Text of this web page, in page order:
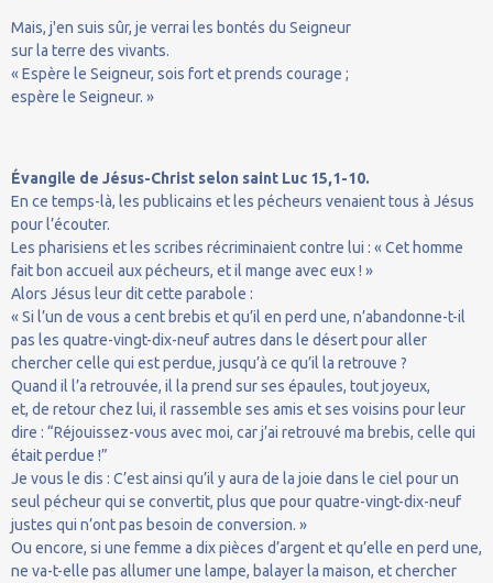
Mais, j'en suis sûr, je verrai les bontés du Seigneur
sur la terre des vivants.
« Espère le Seigneur, sois fort et prends courage ;
espère le Seigneur. »
Évangile de Jésus-Christ selon saint Luc 15,1-10.
En ce temps-là, les publicains et les pécheurs venaient tous à Jésus
pour l’écouter.
Les pharisiens et les scribes récriminaient contre lui : « Cet homme
fait bon accueil aux pécheurs, et il mange avec eux ! »
Alors Jésus leur dit cette parabole :
« Si l’un de vous a cent brebis et qu’il en perd une, n’abandonne-t-il
pas les quatre-vingt-dix-neuf autres dans le désert pour aller
chercher celle qui est perdue, jusqu’à ce qu’il la retrouve ?
Quand il l’a retrouvée, il la prend sur ses épaules, tout joyeux,
et, de retour chez lui, il rassemble ses amis et ses voisins pour leur
dire : “Réjouissez-vous avec moi, car j’ai retrouvé ma brebis, celle qui
était perdue !”
Je vous le dis : C’est ainsi qu’il y aura de la joie dans le ciel pour un
seul pécheur qui se convertit, plus que pour quatre-vingt-dix-neuf
justes qui n’ont pas besoin de conversion. »
Ou encore, si une femme a dix pièces d’argent et qu’elle en perd une,
ne va-t-elle pas allumer une lampe, balayer la maison, et chercher